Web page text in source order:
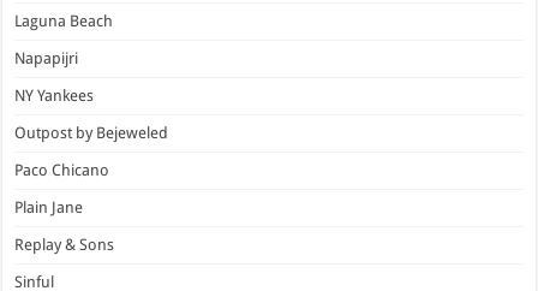
Laguna Beach
Napapijri
NY Yankees
Outpost by Bejeweled
Paco Chicano
Plain Jane
Replay & Sons
Sinful